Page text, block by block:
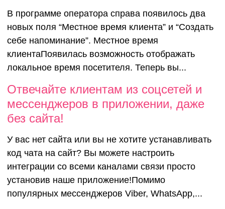
В программе оператора справа появилось два
новых поля “Местное время клиента” и “Создать
себе напоминание”. Местное время
клиентаПоявилась возможность отображать
локальное время посетителя. Теперь вы...
Отвечайте
клиентам
соцсетей и
Отвечайте клиентам из соцсетей и
мессенджеров в приложении, даже
без сайта!
У вас нет сайта или вы не хотите устанавливать
код чата на сайт? Вы можете настроить
интеграции со всеми каналами связи просто
установив наше приложение!Помимо
популярных мессенджеров Viber, WhatsApp,...